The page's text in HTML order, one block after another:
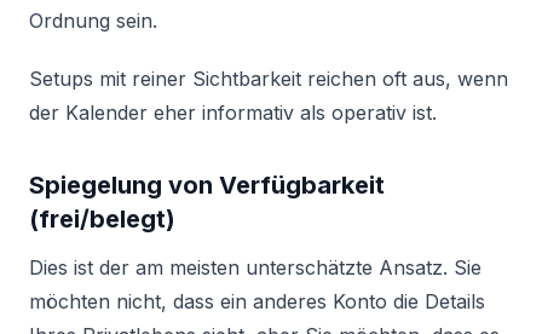
Ordnung sein.
Setups mit reiner Sichtbarkeit reichen oft aus, wenn
der Kalender eher informativ als operativ ist.
Spiegelung von Verfügbarkeit
(frei/belegt)
Dies ist der am meisten unterschätzte Ansatz. Sie
möchten nicht, dass ein anderes Konto die Details